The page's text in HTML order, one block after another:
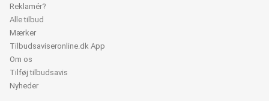
Reklamér?
Alle tilbud
Mærker
Tilbudsaviseronline.dk App
Om os
Tilføj tilbudsavis
Nyheder